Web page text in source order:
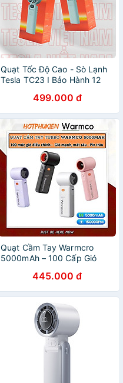
Quạt Tốc Độ Cao - Sò Lạnh
Tesla TC23 I Bảo Hành 12
499.000 đ
Quạt Cầm Tay Warmcro
5000mAh – 100 Cấp Gió
Mang Theo Mọi Nơi - Hàng
Nhập Khẩu
445.000 đ